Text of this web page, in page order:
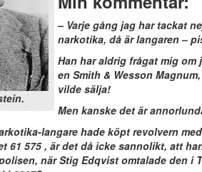
– Varje gång jag har tackat
narkotika, då är langaren –
Han har aldrig frågat mig om
en Smith & Wesson
vilde sälja!
Men kanske det är
langare hade köpt revolvern med
61 575 , är det då icke sannolikt, att
när Stig Edqvist omtalade den i